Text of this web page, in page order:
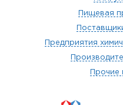
Пищевая
Предприятия
Прочие